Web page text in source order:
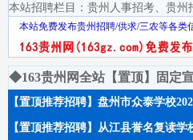
本站招聘栏目： 贵州人事招考、 贵州
本站免费发布贵州招聘/供求/三农等各类
◆163贵州网全站【置顶
【置顶推荐招聘】盘州市众泰学校
【置顶推荐招聘】从江县誉名复读